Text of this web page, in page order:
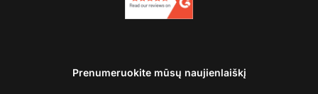
Prenumeruokite mūsų naujienlaiškį